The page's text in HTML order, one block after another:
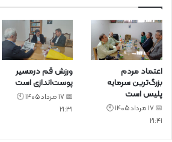
اعتماد مردم
بزرگ‌ترین سرمایه
پلیس است
📅 17 مرداد 1405 🕙
21:41
ورزش قم درمسیر
پوست‌اندازی است
📅 17 مرداد 1405 🕙
21:31